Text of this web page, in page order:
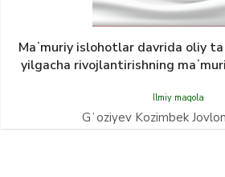
Maʼmuriy islohotlar davrida oliy
yilgacha rivojlantirishning
Ilmiy maqola
Gʻoziyev Kozimbek